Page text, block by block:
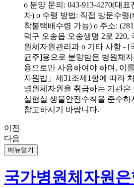
o 분양 문의: 043-913-4270(대표
자) o 수령 방법: 직접 방문수령
착불택배수령 가능) o 주소:
덕구 오송읍 오송생명 2로 220,
원체자원관리과 o 기타 사항 - [
균주]용으로 분양받은 병원체
용으로만 사용하여야 하며, 이
자원법」제31조제1항에 따라
병원체자원을 취급하는 기관
실험실 생물안전수칙을 준수하
참고하시기 바랍니다.
이전
다음
메뉴열기
국가병원체자원은